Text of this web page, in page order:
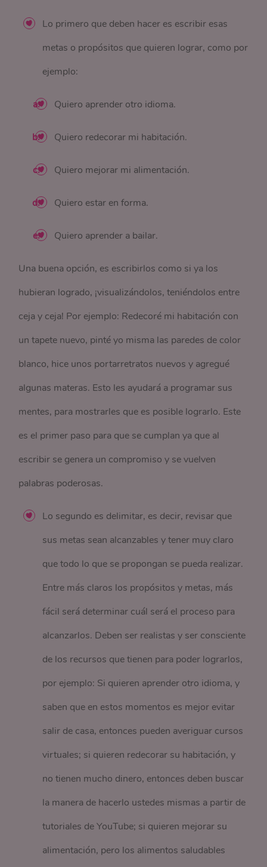
Lo primero que deben hacer es escribir esas
metas o propósitos que quieren lograr, como por
ejemplo:
Quiero aprender otro idioma.
Quiero redecorar mi habitación.
Quiero mejorar mi alimentación.
Quiero estar en forma.
Quiero aprender a bailar.
Una buena opción, es escribirlos como si ya los
hubieran logrado, ¡visualizándolos, teniéndolos entre
ceja y ceja! Por ejemplo: Redecoré mi habitación con
un tapete nuevo, pinté yo misma las paredes de color
blanco, hice unos portarretratos nuevos y agregué
algunas materas. Esto les ayudará a programar sus
mentes, para mostrarles que es posible lograrlo. Este
es el primer paso para que se cumplan ya que al
escribir se genera un compromiso y se vuelven
palabras poderosas.
Lo segundo es delimitar, es decir, revisar que
sus metas sean alcanzables y tener muy claro
que todo lo que se propongan se pueda realizar.
Entre más claros los propósitos y metas, más
fácil será determinar cuál será el proceso para
alcanzarlos. Deben ser realistas y ser consciente
de los recursos que tienen para poder lograrlos,
por ejemplo: Si quieren aprender otro idioma, y
saben que en estos momentos es mejor evitar
salir de casa, entonces pueden averiguar cursos
virtuales; si quieren redecorar su habitación, y
no tienen mucho dinero, entonces deben buscar
la manera de hacerlo ustedes mismas a partir de
tutoriales de YouTube; si quieren mejorar su
alimentación, pero los alimentos saludables